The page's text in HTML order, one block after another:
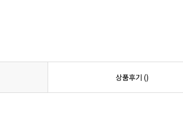
상품후기 ()